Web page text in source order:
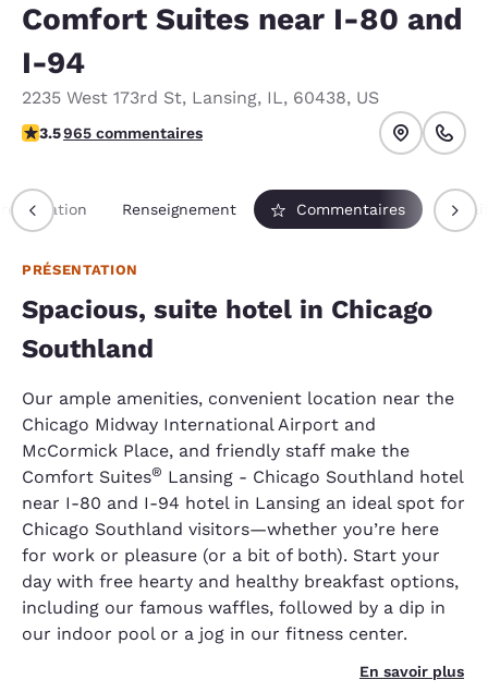
Comfort Suites near I-80 and
I-94
2235 West 173rd St, Lansing, IL, 60438, US
3.5 étoiles. Bien.
3.5965 commentaires
Renseignement Commentaires
PRÉSENTATION
Spacious, suite hotel in Chicago
Southland
Our ample amenities, convenient location near the
Chicago Midway International Airport and
McCormick Place, and friendly staff make the
Comfort Suites® Lansing - Chicago Southland hotel
near I-80 and I-94 hotel in Lansing an ideal spot for
Chicago Southland visitors—whether you’re here
for work or pleasure (or a bit of both). Start your
day with free hearty and healthy breakfast options,
including our famous waffles, followed by a dip in
our indoor pool or a jog in our fitness center.
En savoir plus